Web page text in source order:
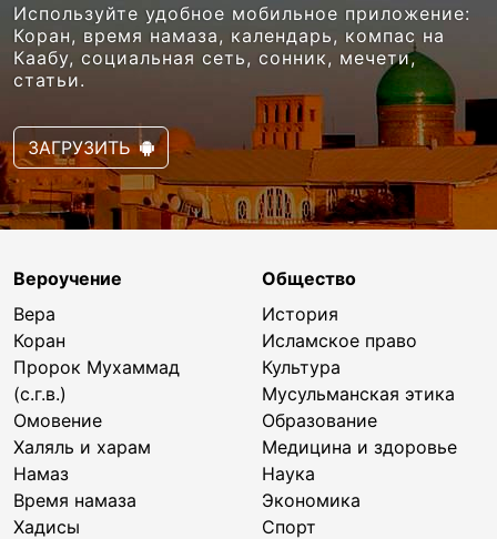
Используйте удобное мобильное приложение:
Коран, время намаза, календарь, компас на
Каабу, социальная сеть, сонник, мечети,
статьи.
ЗАГРУЗИТЬ
Вероучение
Вера
Коран
Пророк Мухаммад
(с.г.в.)
Омовение
Халяль и харам
Намаз
Время намаза
Хадисы
Общество
История
Исламское право
Культура
Мусульманская этика
Образование
Медицина и здоровье
Наука
Экономика
Спорт